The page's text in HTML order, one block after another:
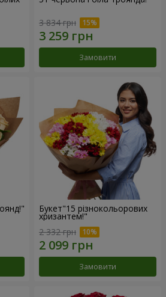
3 834 грн
Замовити
Букет"15 різнокольорових
хризантем!"
2 332 грн
Замовити